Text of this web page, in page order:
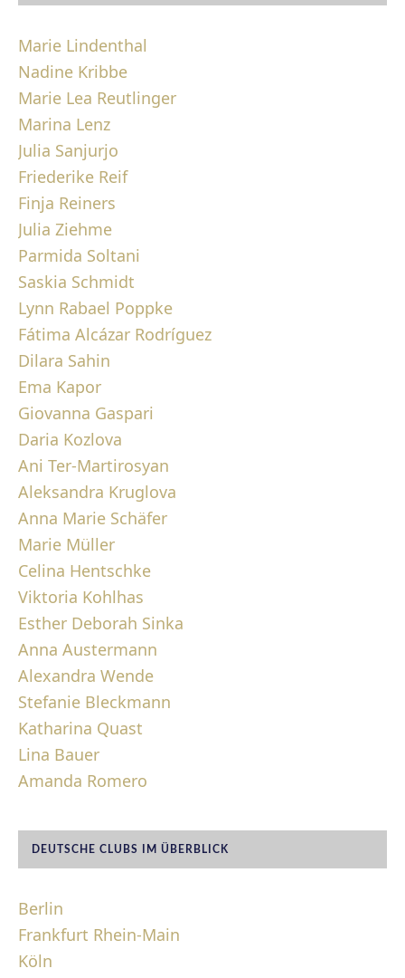
Marie Lindenthal
Nadine Kribbe
Marie Lea Reutlinger
Marina Lenz
Julia Sanjurjo
Friederike Reif
Finja Reiners
Julia Ziehme
Parmida Soltani
Saskia Schmidt
Lynn Rabael Poppke
Fátima Alcázar Rodríguez
Dilara Sahin
Ema Kapor
Giovanna Gaspari
Daria Kozlova
Ani Ter-Martirosyan
Aleksandra Kruglova
Anna Marie Schäfer
Marie Müller
Celina Hentschke
Viktoria Kohlhas
Esther Deborah Sinka
Anna Austermann
Alexandra Wende
Stefanie Bleckmann
Katharina Quast
Lina Bauer
Amanda Romero
DEUTSCHE CLUBS IM ÜBERBLICK
Berlin
Frankfurt Rhein-Main
Köln